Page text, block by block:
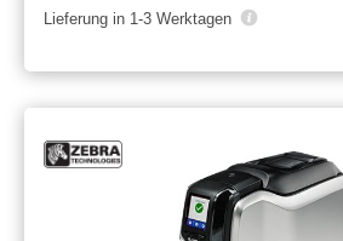
Lieferung in 1-3 Werktagen